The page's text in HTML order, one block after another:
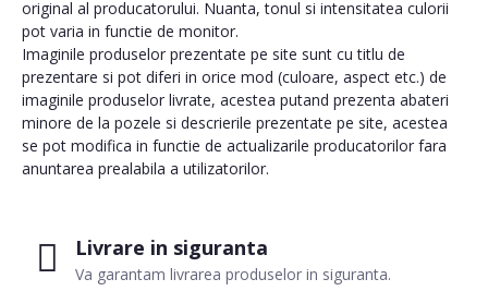
Livrare in siguranta
Va garantam livrarea produselor in siguranta.
original al producatorului. Nuanta, tonul si intensitatea culorii
pot varia in functie de monitor.
Imaginile produselor prezentate pe site sunt cu titlu de
prezentare si pot diferi in orice mod (culoare, aspect etc.) de
imaginile produselor livrate, acestea putand prezenta abateri
minore de la pozele si descrierile prezentate pe site, acestea
se pot modifica in functie de actualizarile producatorilor fara
anuntarea prealabila a utilizatorilor.